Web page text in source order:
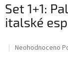
Set 1+1:
italské
Průměrné
Neohodnoceno